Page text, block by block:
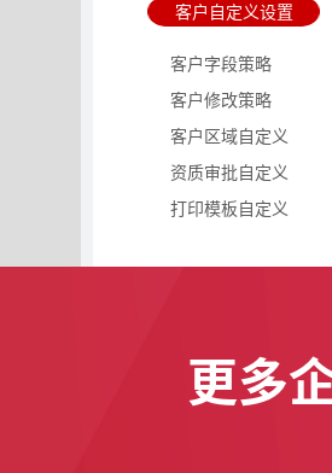
客户自定义设置
客户字段策略
客户修改策略
客户区域自定义
资质审批自定义
打印模板自定义
更多